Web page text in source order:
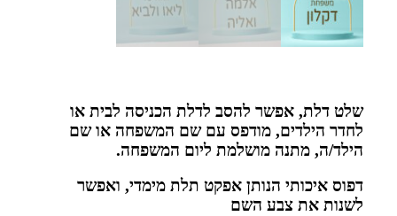
שלט דלת, אפשר להסב לדלת הכניסה לבית או
לחדר הילדים, מודפס עם שם המשפחה או שם
הילד/ה, מתנה מושלמת ליום המשפחה.
דפוס איכותי הנותן אפקט תלת מימדי, ואפשר
לשנות את צבע השם